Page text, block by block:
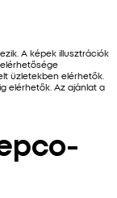
A képek illusztrációk
üzletekben elérhetők.
elérhetők. Az ajánlat a